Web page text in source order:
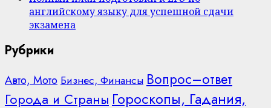
английскому языку для успешной сдачи
экзамена
Рубрики
Авто, Мото Бизнес, Финансы Вопрос–ответ
Города и Страны Гороскопы, Гадания,